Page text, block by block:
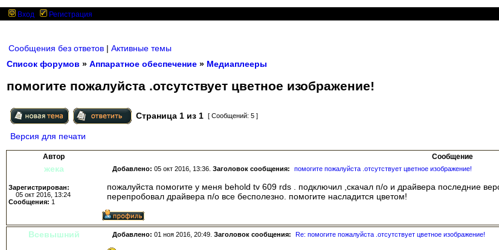
Вход Регистрация
Сообщения без ответов | Активные темы
Список форумов » Аппаратное обеспечение » Медиаплееры
помогите пожалуйста .отсутствует цветное изображение!
Страница 1 из 1 [ Сообщений: 5 ]
Версия для печати
Автор Сообщение
жека Добавлено: 05 окт 2016, 13:36. Заголовок сообщения: помогите пожалуйста .отсутствует цветное изображение!
Зарегистрирован:
05 окт 2016, 13:24
Сообщения: 1
пожалуйста помогите у меня behold tv 609 rds . подключил ,скачал п/о и драйвера последние
перепробовал драйвера п/о все бесполезно. помогите насладится цветом!
Всевышний Добавлено: 01 ноя 2016, 20:49. Заголовок сообщения: Re: помогите пожалуйста .отсутствует цветное изображение!